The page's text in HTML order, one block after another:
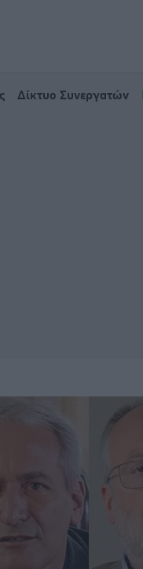
Δίκτυο Συνεργατών